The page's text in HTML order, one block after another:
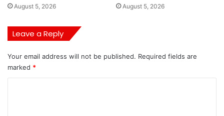
August 5, 2026 August 5, 2026
Leave a Reply
Your email address will not be published. Required fields are
marked *